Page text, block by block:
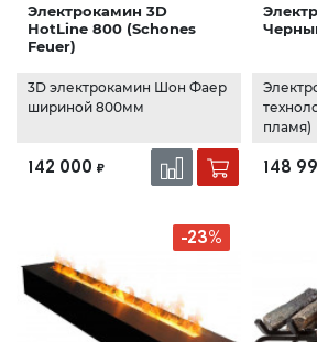
Электрокамин 3D
HotLine 800 (Schones
Feuer)
3D электрокамин Шон Фаер
шириной 800мм
142 000 ₽
пламя)
148
-23%